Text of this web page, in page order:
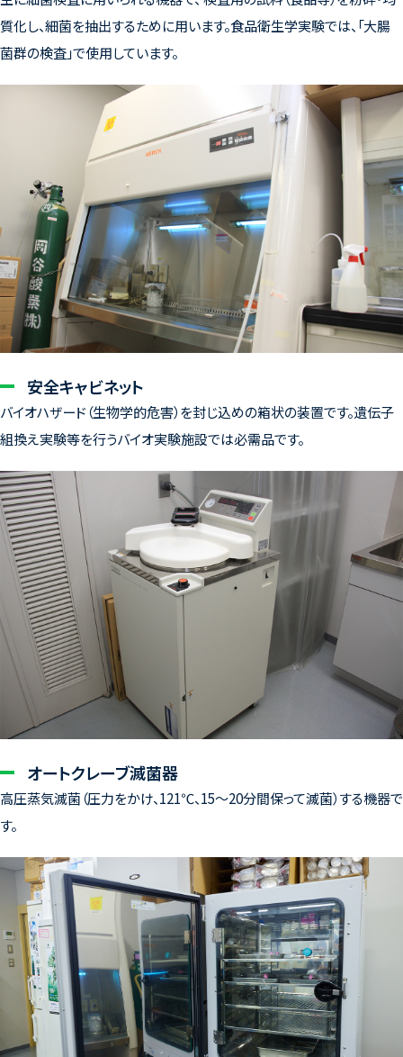
質化し、細菌を抽出するために用います。食品衛生学実験では、「大腸
菌群の検査」で使用しています。
安全キャビネット
バイオハザード（生物学的危害）を封じ込めの箱状の装置です。遺伝子
組換え実験等を行うバイオ実験施設では必需品です。
オートクレーブ滅菌器
高圧蒸気滅菌（圧力をかけ、121℃、15～20分間保って滅菌）する機器で
す。